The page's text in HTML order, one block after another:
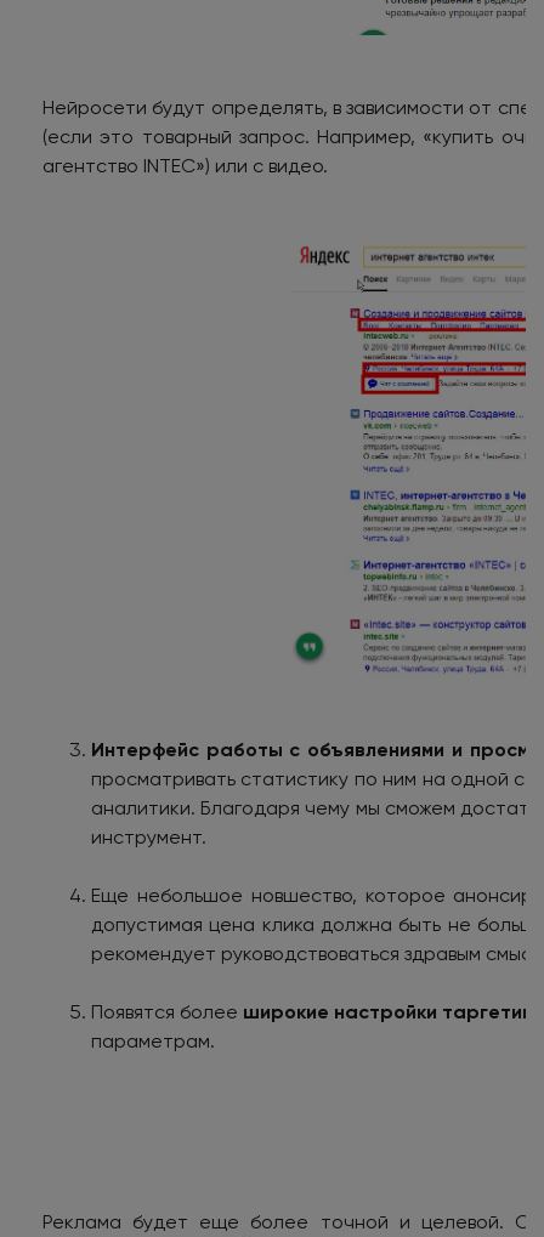
Нейросети будут определять, в зависимости от
(если это товарный запрос. Например, «купить
агентство INTEC») или с видео.
Интерфейс работы с объявлениями и
просматривать статистику по ним на одной
аналитики. Благодаря чему мы сможем
инструмент.
Еще небольшое новшество, которое
допустимая цена клика должна быть не
рекомендует руководствоваться здравым
Появятся более широкие настройки
параметрам.
Реклама будет еще более точной и целевой.